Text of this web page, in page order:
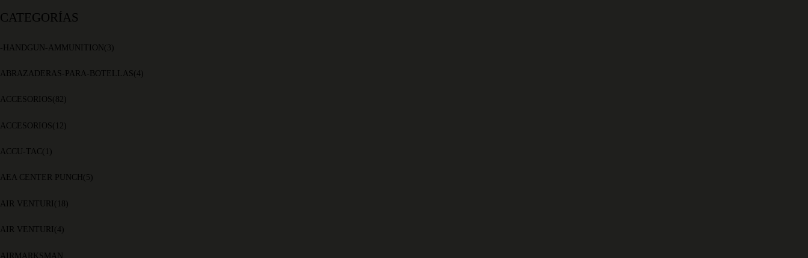
CATEGORÍAS
-HANDGUN-AMMUNITION(3)
ABRAZADERAS-PARA-BOTELLAS(4)
ACCESORIOS(82)
ACCESORIOS(12)
ACCU-TAC(1)
AEA CENTER PUNCH (5)
AIR VENTURI (18)
AIR VENTURI (4)
AIRMARKSMAN